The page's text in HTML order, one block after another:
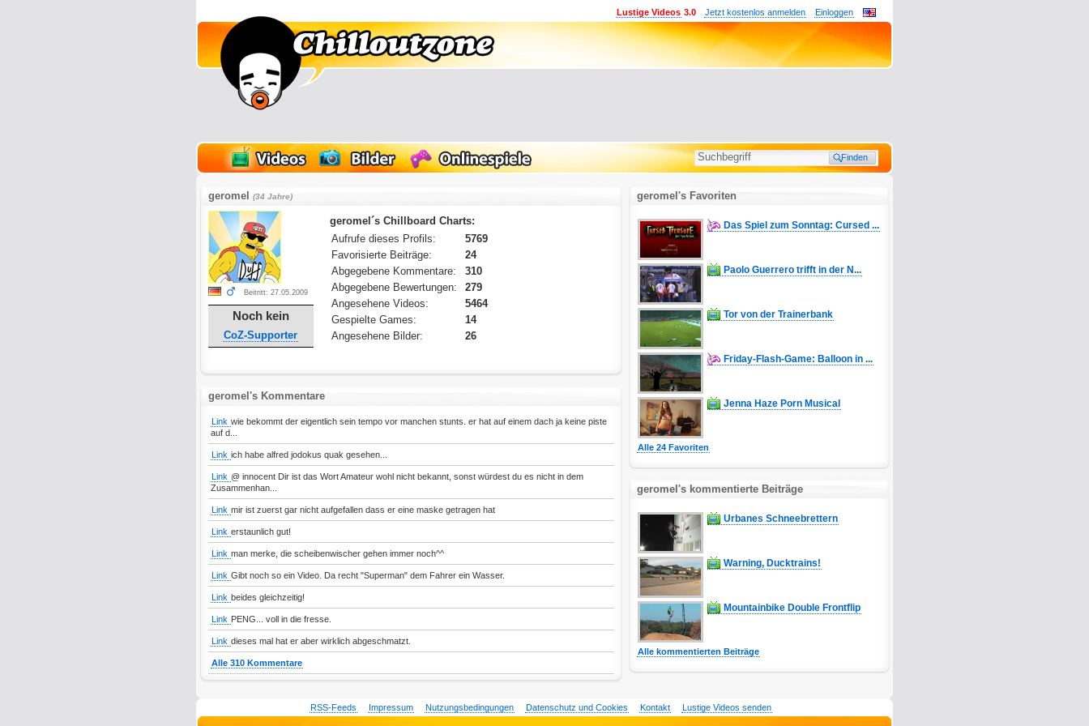
Einloggen
Jetzt kostenlos anmelden
Lustige Videos 3.0
geromel (34 Jahre)
Beitritt: 27.05.2009
Noch kein
CoZ-Supporter
geromel´s Chillboard Charts:
Aufrufe dieses Profils:
5769
Favorisierte Beiträge:
24
Abgegebene Kommentare:
310
Abgegebene Bewertungen:
279
Angesehene Videos:
5464
Gespielte Games:
14
Angesehene Bilder:
26
geromel's Kommentare
Link wie bekommt der eigentlich sein tempo vor manchen stunts. er hat auf einem dach ja keine piste
auf d...
Link ich habe alfred jodokus quak gesehen...
Link @ innocent Dir ist das Wort Amateur wohl nicht bekannt, sonst würdest du es nicht in dem
Zusammenhan...
Link mir ist zuerst gar nicht aufgefallen dass er eine maske getragen hat
Link erstaunlich gut!
Link man merke, die scheibenwischer gehen immer noch^^
Link Gibt noch so ein Video. Da recht "Superman" dem Fahrer ein Wasser.
Link beides gleichzeitig!
Link PENG... voll in die fresse.
Link dieses mal hat er aber wirklich abgeschmatzt.
Alle 310 Kommentare
geromel's Favoriten
Das Spiel zum Sonntag: Cursed ...
Paolo Guerrero trifft in der N...
Tor von der Trainerbank
Friday-Flash-Game: Balloon in ...
Jenna Haze Porn Musical
Alle 24 Favoriten
geromel's kommentierte Beiträge
Urbanes Schneebrettern
Warning, Ducktrains!
Mountainbike Double Frontflip
Alle kommentierten Beiträge
RSS-Feeds Impressum Nutzungsbedingungen Datenschutz und Cookies Kontakt Lustige Videos senden